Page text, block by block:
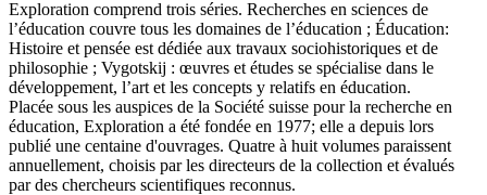
Exploration comprend trois séries. Recherches en sciences de
l’éducation couvre tous les domaines de l’éducation ; Éducation:
Histoire et pensée est dédiée aux travaux sociohistoriques et de
philosophie ; Vygotskij : œuvres et études se spécialise dans le
développement, l’art et les concepts y relatifs en éducation.
Placée sous les auspices de la Société suisse pour la recherche en
éducation, Exploration a été fondée en 1977; elle a depuis lors
publié une centaine d'ouvrages. Quatre à huit volumes paraissent
annuellement, choisis par les directeurs de la collection et évalués
par des chercheurs scientifiques reconnus.